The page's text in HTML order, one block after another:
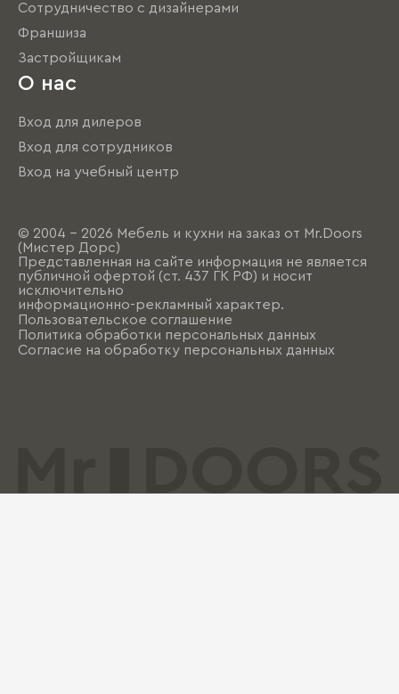
Сотрудничество с дизайнерами
Франшиза
Застройщикам
О нас
Вход для дилеров
Вход для сотрудников
Вход на учебный центр
© 2004 - 2026 Мебель и кухни на заказ от Mr.Doors
(Мистер Дорс)
Представленная на сайте информация не является
публичной офертой (ст. 437 ГК РФ) и носит
исключительно
информационно-рекламный характер.
Пользовательское соглашение
Политика обработки персональных данных
Согласие на обработку персональных данных